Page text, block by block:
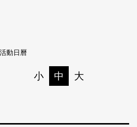
活動日曆
小 中 大